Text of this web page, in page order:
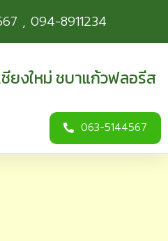
, 094-8911234
ยงใหม่ ชบาแก้วฟลอรีส
063-5144567